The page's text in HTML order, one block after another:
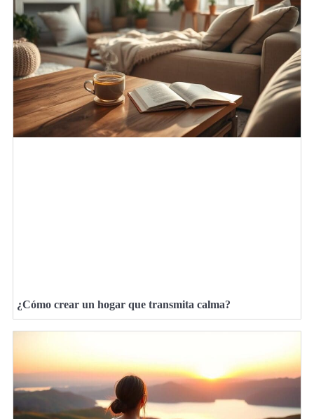
¿Cómo crear un hogar que transmita calma?